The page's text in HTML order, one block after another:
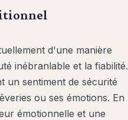
d'une manière
inébranlable et la fiabilité.
un sentiment de sécurité
ou ses émotions. En
émotionnelle et une